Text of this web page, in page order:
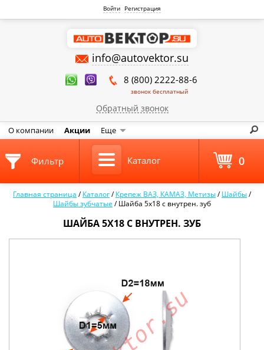
Войти Регистрация
info@autovektor.su
8 (800) 2222-88-6
звонок бесплатный
Обратный звонок
О компании Акции Еще
Главная страница /Каталог/Крепеж ВАЗ, КАМАЗ, Метизы/Шайбы/
Шайбы зубчатые /Шайба 5х18 с внутрен. зуб
ШАЙБА 5Х18 С ВНУТРЕН. ЗУБ
Фильтр Каталог 0